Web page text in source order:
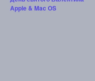
Apple & Mac OS